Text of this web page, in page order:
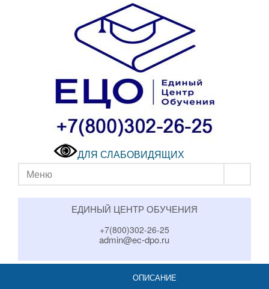
ДЛЯ СЛАБОВИДЯЩИХ
Меню
ЕДИНЫЙ ЦЕНТР ОБУЧЕНИЯ
+7(800)302-26-25
admin@ec-dpo.ru
ОПИСАНИЕ